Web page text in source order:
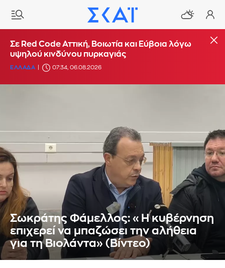
Σε Red Code Αττική, Βοιωτία και Εύβοια λόγω
υψηλού κινδύνου πυρκαγιάς
ΕΛΛΑΔΑ 07:34, 06.08.2026
Σωκράτης Φάμελλος: «Η κυβέρνηση
επιχερεί να μπαζώσει την αλήθεια
για τη Βιολάντα» (Βίντεο)